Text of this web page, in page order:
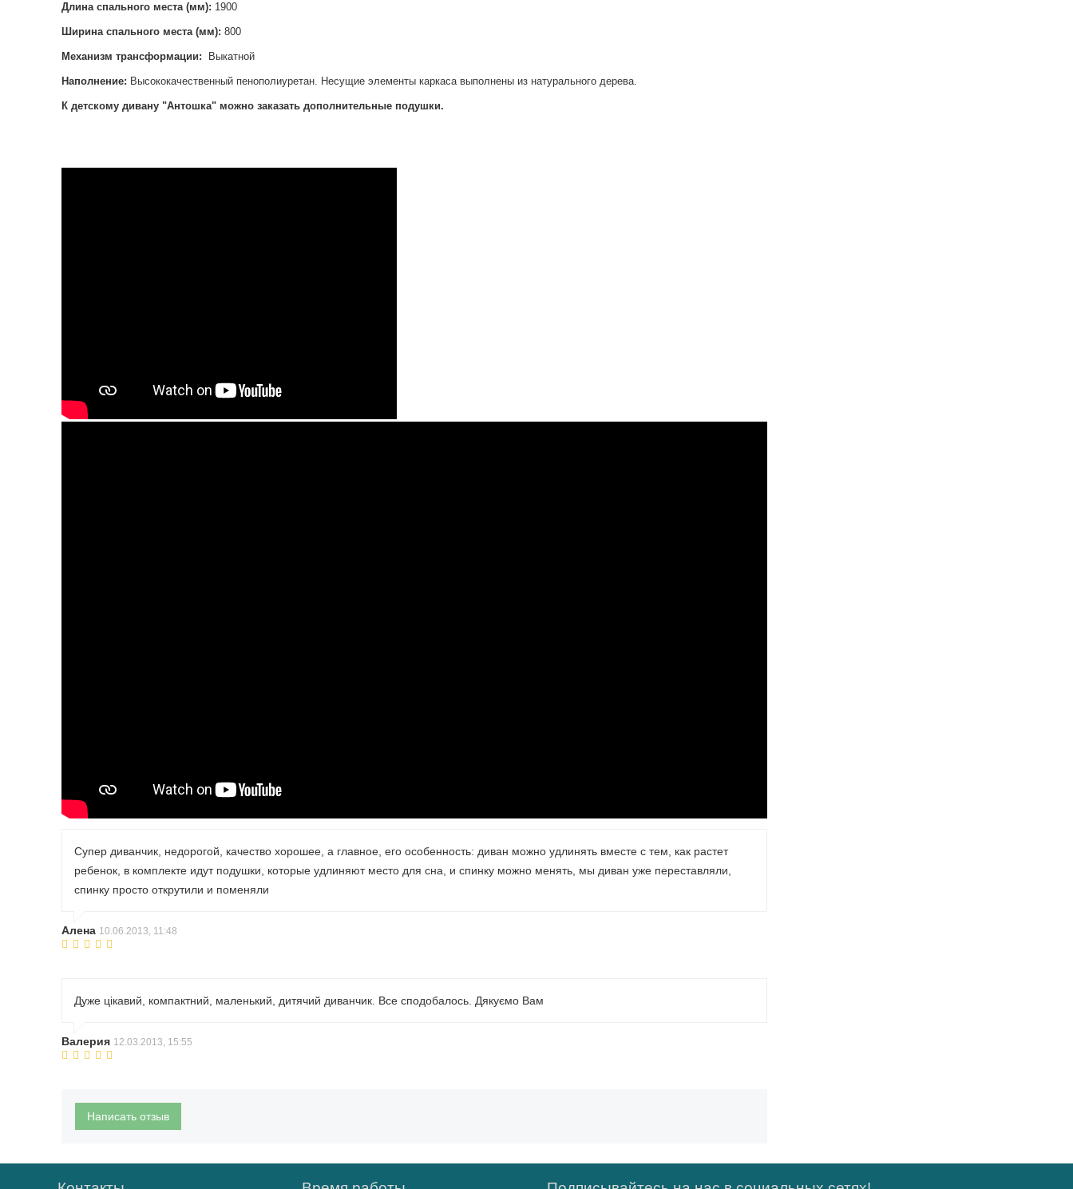
Длина спального места (мм): 1900
Ширина спального места (мм): 800
Механизм трансформации: Выкатной
Наполнение: Высококачественный пенополиуретан. Несущие элементы каркаса выполнены из натурального дерева.
К детскому дивану "Антошка" можно заказать дополнительные подушки.
Супер диванчик, недорогой, качество хорошее, а главное, его особенность: диван можно удлинять вместе с тем, как растет
ребенок, в комплекте идут подушки, которые удлиняют место для сна, и спинку можно менять, мы диван уже переставляли,
спинку просто открутили и поменяли
Алена 10.06.2013, 11:48
Дуже цікавий, компактний, маленький, дитячий диванчик. Все сподобалось. Дякуємо Вам
Валерия 12.03.2013, 15:55
Написать отзыв